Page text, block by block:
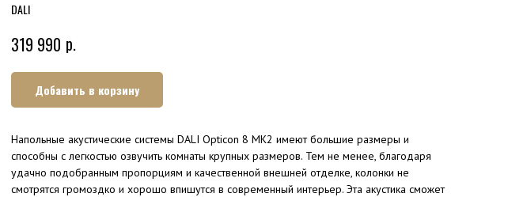
DALI
319 990 р.
Добавить в корзину
Напольные акустические системы DALI Opticon 8 MK2 имеют большие размеры и
способны с легкостью озвучить комнаты крупных размеров. Тем не менее, благодаря
удачно подобранным пропорциям и качественной внешней отделке, колонки не
смотрятся громоздко и хорошо впишутся в современный интерьер. Эта акустика сможет